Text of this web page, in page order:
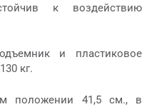
к воздействию
и пластиковое
кг.
положении 41,5 см., в